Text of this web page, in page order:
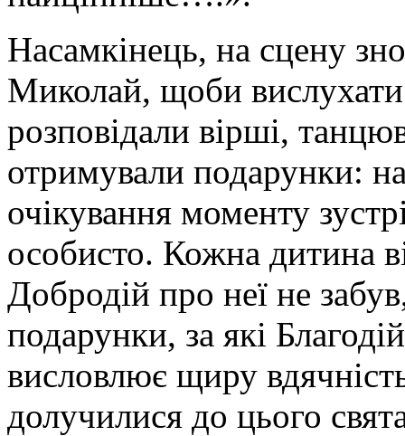
Насамкінець, на сцену
Миколай, щоби
розповідали вірші,
отримували подарунки:
очікування моменту
особисто. Кожна дитина
Добродій про неї не
подарунки, за які
висловлює щиру
долучилися до цього